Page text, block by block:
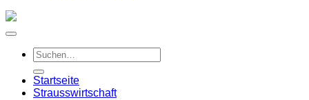
Suchen
nach:
Startseite
Strausswirtschaft